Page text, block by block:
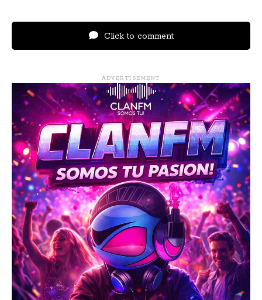
Click to comment
ADVERTISEMENT